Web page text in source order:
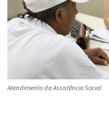
Atendimento da Assistência Social